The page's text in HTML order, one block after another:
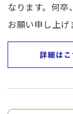
なります。何卒
お願い申し上げ